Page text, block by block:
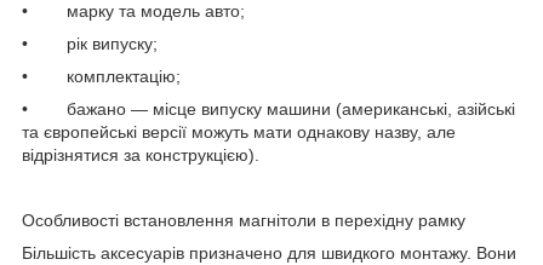
• марку та модель авто;
• рік випуску;
• комплектацію;
• бажано — місце випуску машини (американські, азійські
та європейські версії можуть мати однакову назву, але
відрізнятися за конструкцією).
Особливості встановлення магнітоли в перехідну рамку
Більшість аксесуарів призначено для швидкого монтажу. Вони